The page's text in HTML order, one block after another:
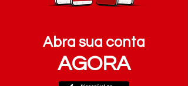
Abra sua conta
AGORA